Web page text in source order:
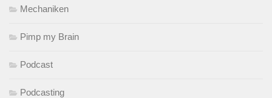
Mechaniken
Pimp my Brain
Podcast
Podcasting